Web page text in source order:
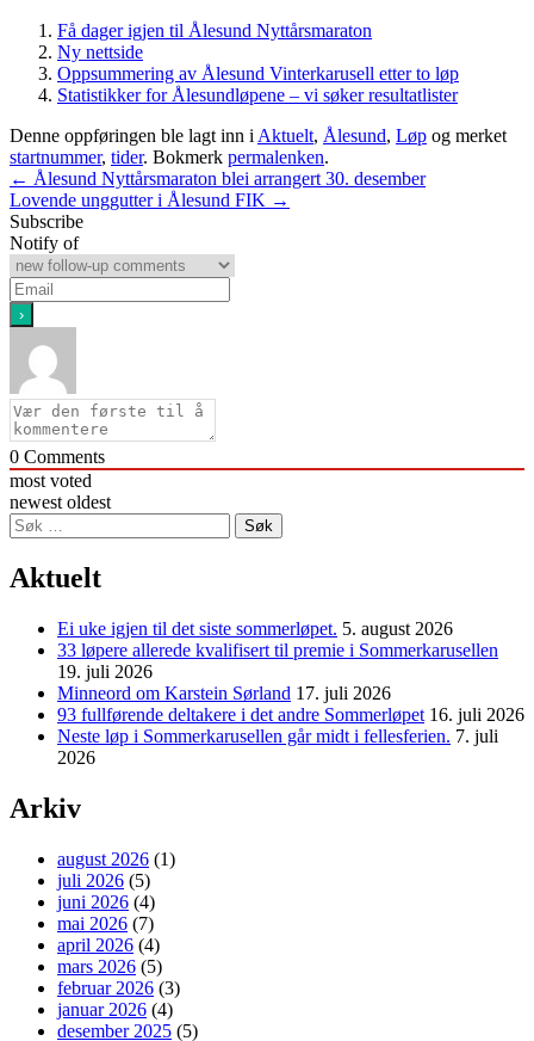
Få dager igjen til Ålesund Nyttårsmaraton
Ny nettside
Oppsummering av Ålesund Vinterkarusell etter to løp
Statistikker for Ålesundløpene – vi søker resultatlister
Denne oppføringen ble lagt inn i Aktuelt, Ålesund, Løp og merket
startnummer, tider. Bokmerk permalenken.
Innleggsnavigasjon
← Ålesund Nyttårsmaraton blei arrangert 30. desember
Lovende unggutter i Ålesund FIK →
Subscribe
Notify of
0 Comments
most voted
newest oldest
Søk
etter:
Aktuelt
Ei uke igjen til det siste sommerløpet. 5. august 2026
33 løpere allerede kvalifisert til premie i Sommerkarusellen
19. juli 2026
Minneord om Karstein Sørland 17. juli 2026
93 fullførende deltakere i det andre Sommerløpet 16. juli 2026
Neste løp i Sommerkarusellen går midt i fellesferien. 7. juli
2026
Arkiv
august 2026 (1)
juli 2026 (5)
juni 2026 (4)
mai 2026 (7)
april 2026 (4)
mars 2026 (5)
februar 2026 (3)
januar 2026 (4)
desember 2025 (5)